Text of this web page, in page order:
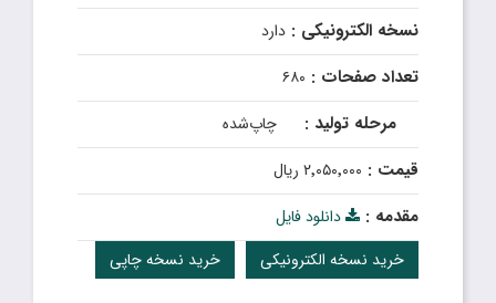
نسخه الکترونیکی : دارد
تعداد صفحات : ۶۸۰
مرحله تولید : چاپ‌شده
قیمت : ۲٬۰۵۰٬۰۰۰ ریال
مقدمه :
دانلود فایل
خرید نسخه چاپی
خرید نسخه الکترونیکی